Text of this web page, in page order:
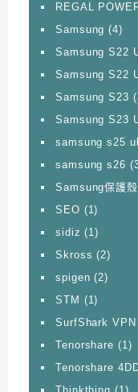
REGAL
Samsung (4)
Samsung S22
Samsung S22
Samsung S23
Samsung S23
samsung s25
samsung s26
Samsung保護殼
SEO (1)
sidiz (1)
Skross (2)
spigen (2)
STM (1)
SurfShark VPN
Tenorshare (1)
Tenorshare